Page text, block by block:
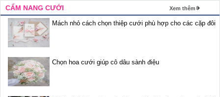
CẨM NANG CƯỚI Xem thêm
Mách nhỏ cách chọn thiệp cưới phù hợp cho các cặp đôi
Chọn hoa cưới giúp cô dâu sành điệu